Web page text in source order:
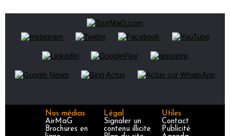
Nos médias
AirMaG
Brochures en
Légal
Signaler un
contenu illicite
Utiles
Contact
Publicité